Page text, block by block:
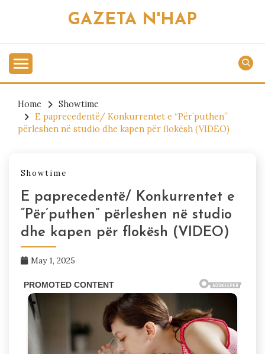
GAZETA N'HAP
Home
Showtime
E paprecedentë/ Konkurrentet e “Për’puthen”
përleshen në studio dhe kapen për flokësh (VIDEO)
Showtime
E paprecedentë/ Konkurrentet e
“Për’puthen” përleshen në studio
dhe kapen për flokësh (VIDEO)
May 1, 2025